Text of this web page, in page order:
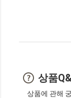
상품
상품에 관해